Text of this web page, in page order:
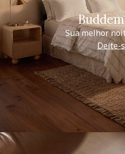
Sua melhor
Deite-